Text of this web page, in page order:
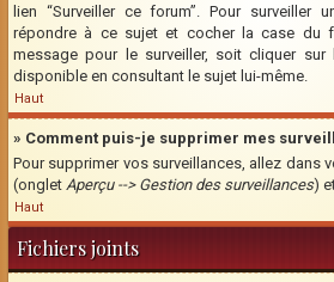
lien “Surveiller ce forum”. Pour surveiller
répondre à ce sujet et cocher la case du
message pour le surveiller, soit cliquer sur
disponible en consultant le sujet lui-même.
Haut
» Comment puis-je supprimer mes
Pour supprimer vos surveillances, allez dans
(onglet Aperçu --> Gestion des surveillances)
Haut
Fichiers joints